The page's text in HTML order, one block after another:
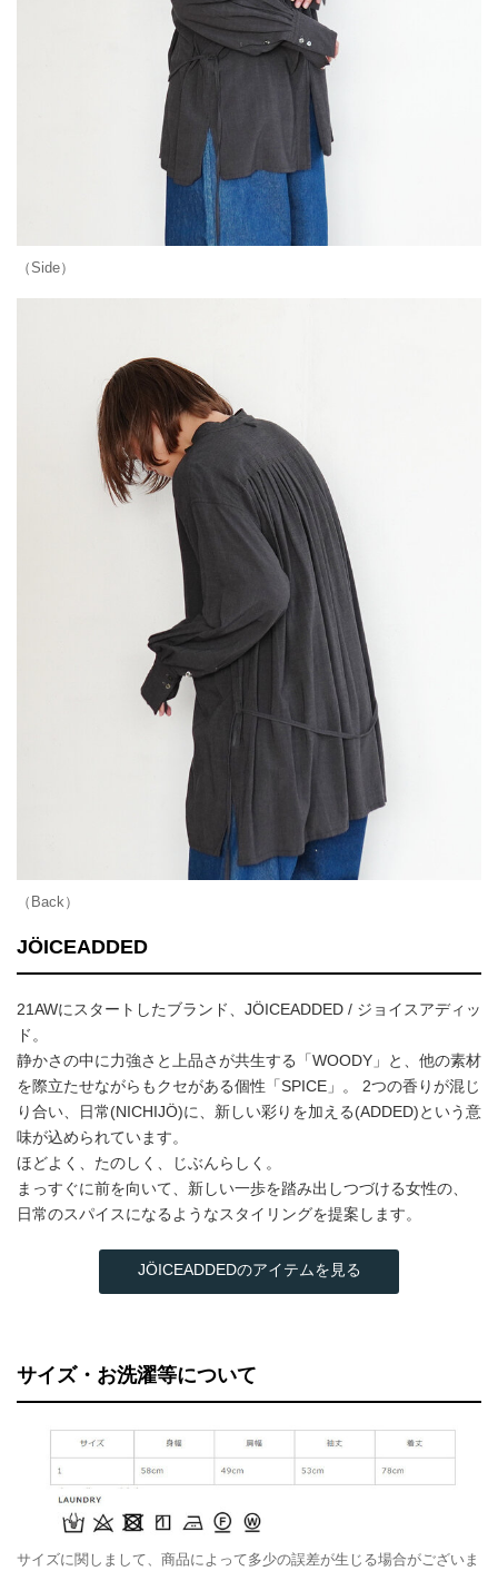
（Side）
（Back）
JÖICEADDED
21AWにスタートしたブランド、JÖICEADDED / ジョイスアディッ
ド。
静かさの中に力強さと上品さが共生する「WOODY」と、他の素材
を際立たせながらもクセがある個性「SPICE」。 2つの香りが混じ
り合い、日常(NICHIJÖ)に、新しい彩りを加える(ADDED)という意
味が込められています。
ほどよく、たのしく、じぶんらしく。
まっすぐに前を向いて、新しい一歩を踏み出しつづける女性の、
日常のスパイスになるようなスタイリングを提案します。
JÖICEADDEDのアイテムを見る
サイズ・お洗濯等について
サイズに関しまして、商品によって多少の誤差が生じる場合がございま